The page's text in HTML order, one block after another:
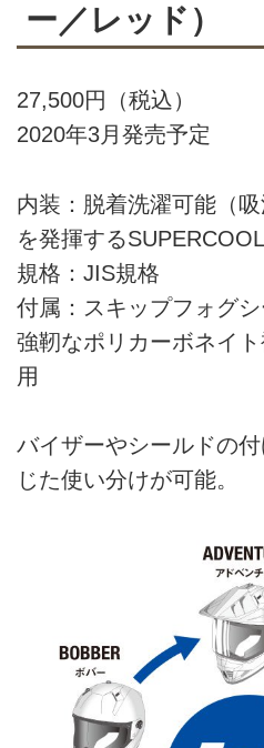
ー／レッド）
27,500円（税込）
2020年3月発売予定
内装：脱着洗濯可能（
を発揮する
規格：JIS規格
付属：スキップフォグ
強靭なポリカーボネイ
用
バイザーやシールドの
じた使い分けが可能。